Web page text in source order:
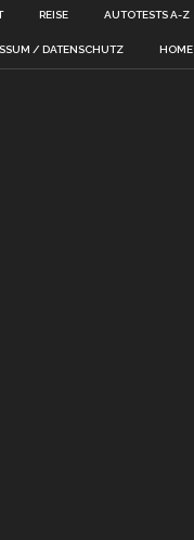
REISE AUTOTESTS A-Z
/ DATENSCHUTZ HOME